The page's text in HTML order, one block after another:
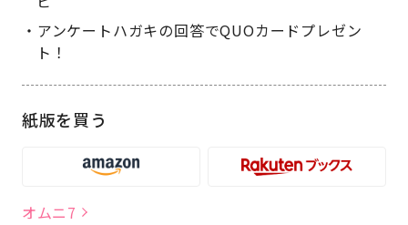
アンケートハガキの回答でQUOカードプレゼン
ト！
紙版を買う
オムニ7